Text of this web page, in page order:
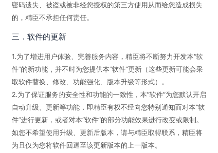
密码遗失、被盗或被非经您授权的第三方使用从而给您造成损失
的，精臣不承担任何责任。
三．软件的更新
1.为了增进用户体验、完善服务内容，精臣将不断努力开发本“软
件”的新功能，并不时为您提供本“软件”更新（这些更新可能会采
取软件替换、修改、功能强化、版本升级等形式）。
2.为了保证服务的安全性和功能的一致性，本“软件”为您默认开启
自动升级、更新等功能，即精臣有权不经向您特别通知而对本“软
件”进行更新，或者对本“软件”的部分功能效果进行改变或限制。
如您不希望使用升级、更新后版本，请与精臣取得联系，精臣将
为且仅为您将软件回退至该更新版本的上一版本。